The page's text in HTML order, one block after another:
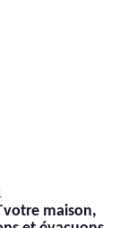
votre maison,